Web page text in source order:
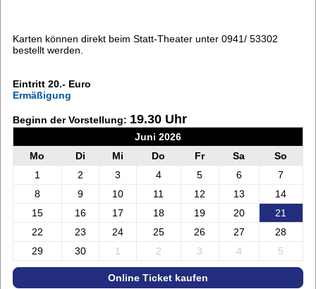
Karten können direkt beim Statt-Theater unter 0941/ 53302
bestellt werden.
Eintritt 20.- Euro
Ermäßigung
Beginn der Vorstellung: 19.30 Uhr
Juni 2026
Mo
Di Mi Do Fr Sa
So
1
2 3 4 5 6
7
8
9 10 11 12 13
14
15
16 17 18 19 20
21
22
23 24 25 26 27
28
29
30 1 2 3 4 5
Online Ticket kaufen